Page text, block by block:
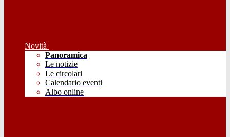
Novità
Panoramica
Le notizie
Le circolari
Calendario eventi
Albo online